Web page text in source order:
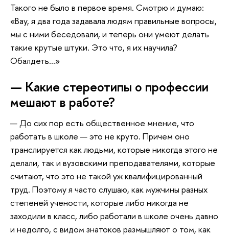
Такого не было в первое время. Смотрю и думаю:
«Вау, я два года задавала людям правильные вопросы,
мы с ними беседовали, и теперь они умеют делать
такие крутые штуки. Это что, я их научила?
Обалдеть…»
— Какие стереотипы о профессии
мешают в работе?
— До сих пор есть общественное мнение, что
работать в школе — это не круто. Причем оно
транслируется как людьми, которые никогда этого не
делали, так и вузовскими преподавателями, которые
считают, что это не такой уж квалифицированный
труд. Поэтому я часто слушаю, как мужчины разных
степеней учености, которые либо никогда не
заходили в класс, либо работали в школе очень давно
и недолго, с видом знатоков размышляют о том, как